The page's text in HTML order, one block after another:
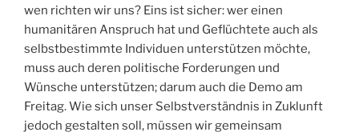
wen richten wir uns? Eins ist sicher: wer einen
humanitären Anspruch hat und Geflüchtete auch als
selbstbestimmte Individuen unterstützen möchte,
muss auch deren politische Forderungen und
Wünsche unterstützen; darum auch die Demo am
Freitag. Wie sich unser Selbstverständnis in Zuklunft
jedoch gestalten soll, müssen wir gemeinsam